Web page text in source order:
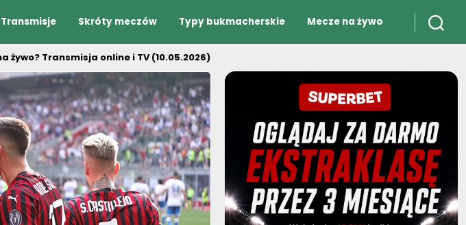
Transmisje Skróty meczów Typy bukmacherskie Mecze na żywo
Transmisja online i TV (10.05.2026)